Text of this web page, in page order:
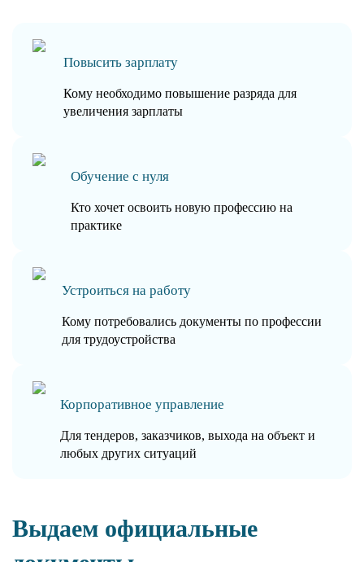
Повысить зарплату
Кому необходимо повышение разряда для
увеличения зарплаты
Обучение с нуля
Кто хочет освоить новую профессию на
практике
Устроиться на работу
Кому потребовались документы по профессии
для трудоустройства
Корпоративное управление
Для тендеров, заказчиков, выхода на объект и
любых других ситуаций
Выдаем официальные